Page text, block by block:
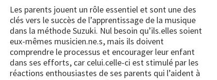
Les parents jouent un rôle essentiel et sont une des
clés vers le succès de l’apprentissage de la musique
dans la méthode Suzuki. Nul besoin qu’ils.elles soient
eux-mêmes musicien.ne.s, mais ils doivent
comprendre le processus et encourager leur enfant
dans ses efforts, car celui.celle-ci est stimulé par les
réactions enthousiastes de ses parents qui l’aident à